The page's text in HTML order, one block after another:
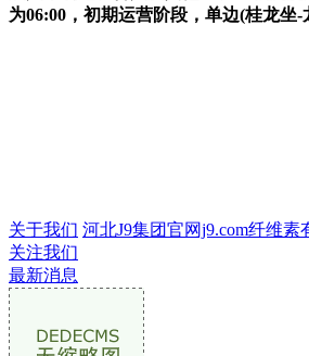
为06:00，初期运营阶段，单边(桂龙坐
关于我们 河北J9集团官网j9.com纤维
关注我们
最新消息